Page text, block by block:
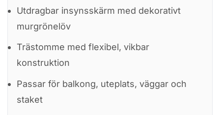
Utdragbar insynsskärm med dekorativt
murgrönelöv
Trästomme med flexibel, vikbar
konstruktion
Passar för balkong, uteplats, väggar och
staket